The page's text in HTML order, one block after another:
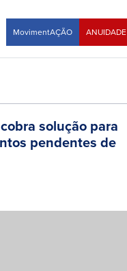
MovimentAÇÃO ANUIDADE
solução para
pendentes de